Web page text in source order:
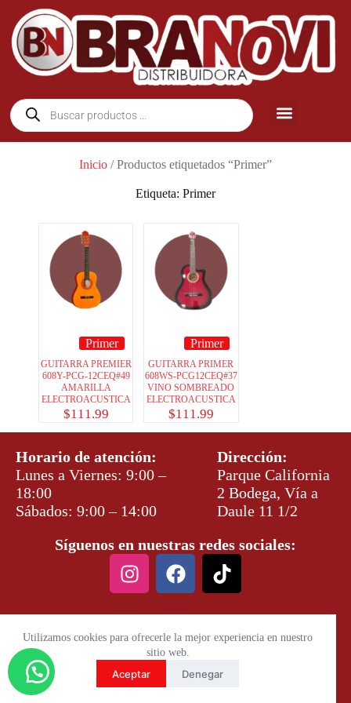
Utilizamos cookies para ofrecerle la mejor experiencia en nuestro
sitio web.
Aceptar Denegar
Inicio / Productos etiquetados “Primer”
Etiqueta: Primer
Primer
GUITARRA PREMIER
608Y-PCG-12CEQ#49
AMARILLA
ELECTROACUSTICA
$111.99
Primer
GUITARRA PRIMER
608WS-PCG12CEQ#37
VINO SOMBREADO
ELECTROACUSTICA
$111.99
Horario de atención:
Lunes a Viernes: 9:00 –
18:00
Sábados: 9:00 – 14:00
Dirección:
Parque California
2 Bodega, Vía a
Daule 11 1/2
Síguenos en nuestras redes sociales: